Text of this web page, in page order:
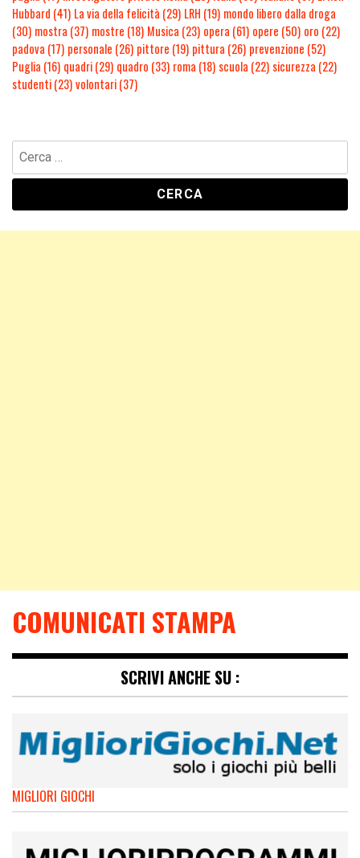
Hubbard (41) La via della felicità (29) LRH (19) mondo libero dalla droga
(30) mostra (37) mostre (18) Musica (23) opera (61) opere (50) oro (22)
padova (17) personale (26) pittore (19) pittura (26) prevenzione (52)
Puglia (16) quadri(29) quadro (33) roma (18) scuola (22) sicurezza (22)
studenti(23)volontari(37)
COMUNICATI STAMPA
SCRIVI ANCHE SU :
MIGLIORI GIOCHI